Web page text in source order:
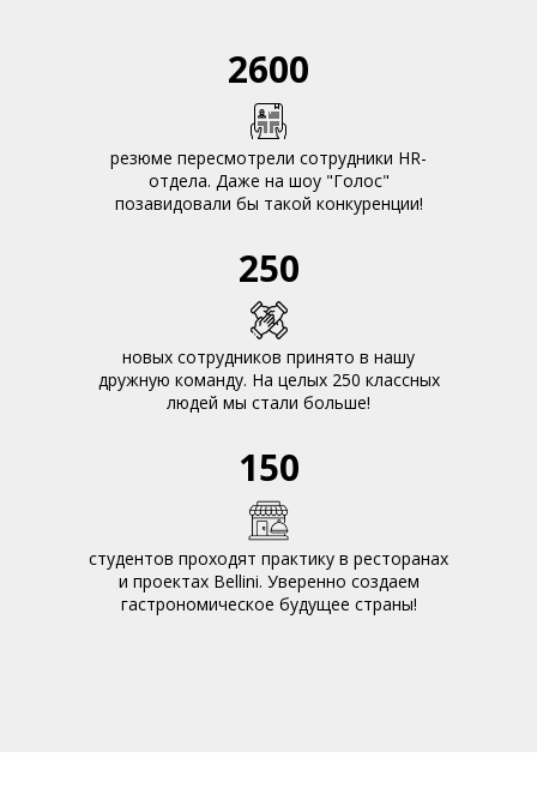
резюме пересмотрели сотрудники HR-
отдела. Даже на шоу "Голос"
позавидовали бы такой конкуренции!
2600
250
новых сотрудников принято в нашу
дружную команду. На целых 250 классных
людей мы стали больше!
150
студентов проходят практику в ресторанах
и проектах Bellini. Уверенно создаем
гастрономическое будущее страны!